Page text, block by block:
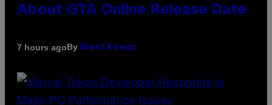
About GTA Online Release Date
7 hours agoBy Brent Koepp